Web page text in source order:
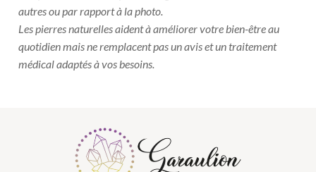
autres ou par rapport à la photo.
Les pierres naturelles aident à améliorer votre bien-être au
quotidien mais ne remplacent pas un avis et un traitement
médical adaptés à vos besoins.